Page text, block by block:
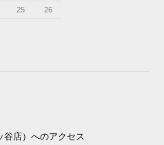
25 26
谷店）へのアクセス